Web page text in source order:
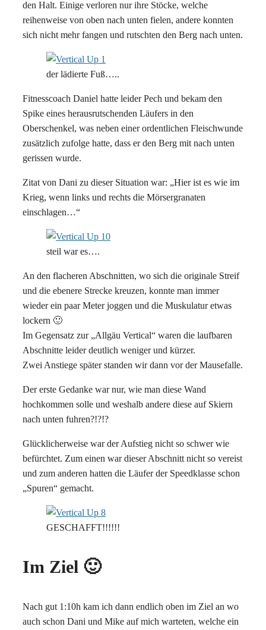
den Halt. Einige verloren nur ihre Stöcke, welche
reihenweise von oben nach unten fielen, andere konnten
sich nicht mehr fangen und rutschten den Berg nach unten.
der lädierte Fuß…..
Fitnesscoach Daniel hatte leider Pech und bekam den
Spike eines herausrutschenden Läufers in den
Oberschenkel, was neben einer ordentlichen Fleischwunde
zusätzlich zufolge hatte, dass er den Berg mit nach unten
gerissen wurde.
Zitat von Dani zu dieser Situation war: „Hier ist es wie im
Krieg, wenn links und rechts die Mörsergranaten
einschlagen…“
steil war es….
An den flacheren Abschnitten, wo sich die originale Streif
und die ebenere Strecke kreuzen, konnte man immer
wieder ein paar Meter joggen und die Muskulatur etwas
lockern 🙂
Im Gegensatz zur „Allgäu Vertical“ waren die laufbaren
Abschnitte leider deutlich weniger und kürzer.
Zwei Anstiege später standen wir dann vor der Mausefalle.
Der erste Gedanke war nur, wie man diese Wand
hochkommen solle und weshalb andere diese auf Skiern
nach unten fuhren?!?!?
Glücklicherweise war der Aufstieg nicht so schwer wie
befürchtet. Zum einen war dieser Abschnitt nicht so vereist
und zum anderen hatten die Läufer der Speedklasse schon
„Spuren“ gemacht.
GESCHAFFT!!!!!!
Im Ziel 🙂
Nach gut 1:10h kam ich dann endlich oben im Ziel an wo
auch schon Dani und Mike auf mich warteten, welche ein